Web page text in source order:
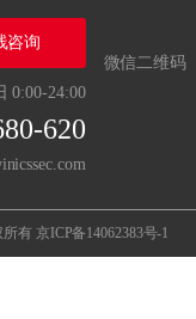
微信二维码
咨询
0:00-24:00
620
所有 京ICP备14062383号-1